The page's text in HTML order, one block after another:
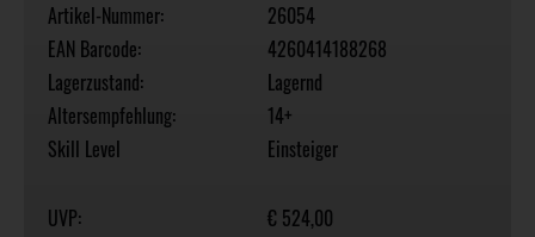
Artikel-Nummer:
26054
EAN Barcode:
4260414188268
Lagerzustand:
Lagernd
Altersempfehlung:
14+
Skill Level
Einsteiger
UVP: € 524,00